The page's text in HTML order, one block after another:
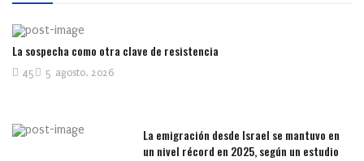
La sospecha como otra clave de resistencia
5 agosto, 2026
45
La emigración desde Israel se mantuvo en
un nivel récord en 2025, según un estudio